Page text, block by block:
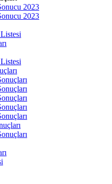
2023
2023
Listesi
Listesi